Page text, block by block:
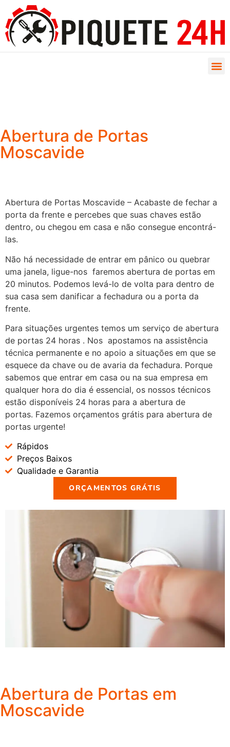
Abertura de Portas
Moscavide
Abertura de Portas Moscavide – Acabaste de fechar a
porta da frente e percebes que suas chaves estão
dentro, ou chegou em casa e não consegue encontrá-
las.
Não há necessidade de entrar em pânico ou quebrar
uma janela, ligue-nos faremos abertura de portas em
20 minutos. Podemos levá-lo de volta para dentro de
sua casa sem danificar a fechadura ou a porta da
frente.
Para situações urgentes temos um serviço de abertura
de portas 24 horas . Nos apostamos na assistência
técnica permanente e no apoio a situações em que se
esquece da chave ou de avaria da fechadura. Porque
sabemos que entrar em casa ou na sua empresa em
qualquer hora do dia é essencial, os nossos técnicos
estão disponíveis 24 horas para a abertura de
portas. Fazemos orçamentos grátis para abertura de
portas urgente!
Rápidos
Preços Baixos
Qualidade e Garantia
ORÇAMENTOS GRÁTIS
Abertura de Portas em
Moscavide